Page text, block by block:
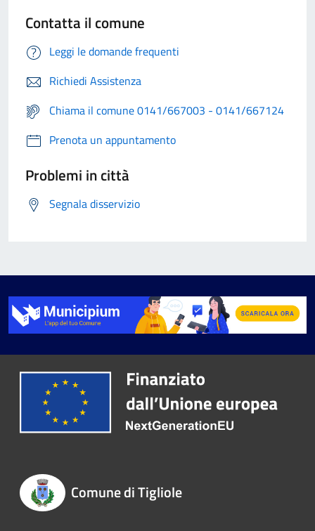
Contatta il comune
Leggi le domande frequenti
Richiedi Assistenza
Chiama il comune 0141/667003 - 0141/667124
Prenota un appuntamento
Problemi in città
Segnala disservizio
Comune di Tigliole